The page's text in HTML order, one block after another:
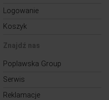
Logowanie
Koszyk
Znajdź nas
Poplawska Group
Serwis
Reklamacje